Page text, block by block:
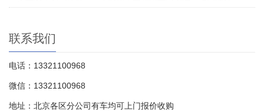
联系我们
电话：13321100968
微信：13321100968
地址：北京各区分公司有车均可上门报价收购